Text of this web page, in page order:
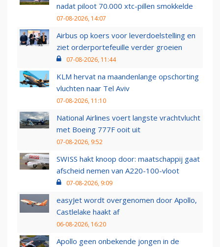
nadat piloot 70.000 xtc-pillen smokkelde
07-08-2026, 14:07
Airbus op koers voor leverdoelstelling en
ziet orderportefeuille verder groeien
07-08-2026, 11:44
KLM hervat na maandenlange opschorting
vluchten naar Tel Aviv
07-08-2026, 11:10
National Airlines voert langste vrachtvlucht
met Boeing 777F ooit uit
07-08-2026, 9:52
SWISS hakt knoop door: maatschappij gaat
afscheid nemen van A220-100-vloot
07-08-2026, 9:09
easyJet wordt overgenomen door Apollo,
Castlelake haakt af
06-08-2026, 16:20
Apollo geen onbekende jongen in de